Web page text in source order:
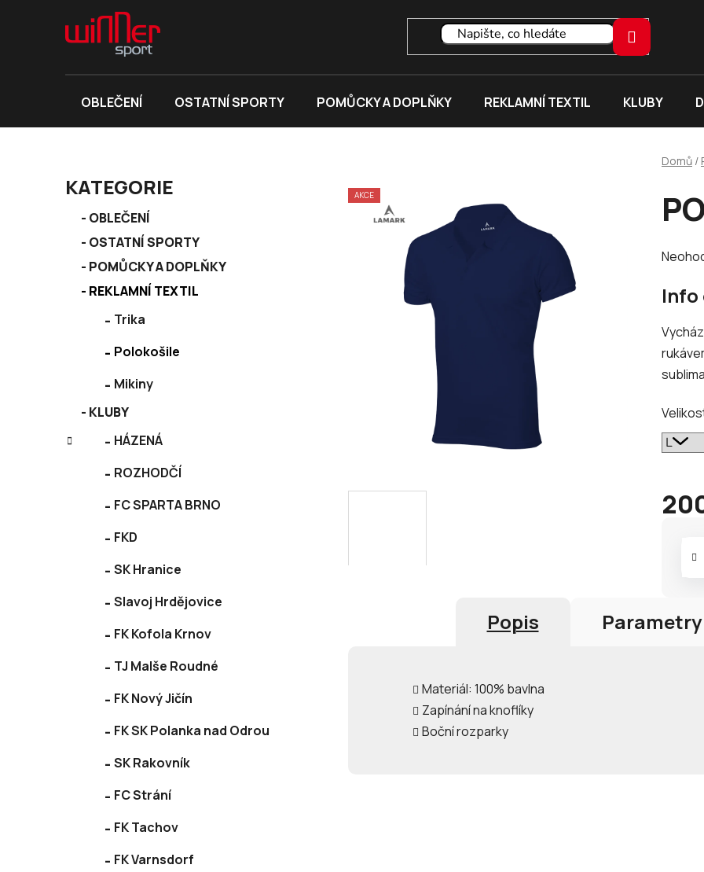
OBLEČENÍ OSTATNÍ SPORTY POMŮCKY A DOPLŇKY REKLAMNÍ TEXTIL KLUBY
Domů /
P
o
l
KATEGORIE
Přeskočit
OBLEČENÍ
OSTATNÍ SPORTY
POMŮCKY A DOPLŇKY
REKLAMNÍ TEXTIL
Trika
Polokošile
Mikiny
KLUBY
HÁZENÁ
ROZHODČÍ
FC SPARTA BRNO
FKD
SK Hranice
Slavoj Hrdějovice
FK Kofola Krnov
TJ Malše Roudné
FK Nový Jičín
FK SK Polanka nad Odrou
SK Rakovník
FC Strání
FK Tachov
FK Varnsdorf
0,0
z
5
Info
Měrná
AKCE
Popis Parametry
Materiál: 100% bavlna
Zapínání na knoflíky
Boční rozparky